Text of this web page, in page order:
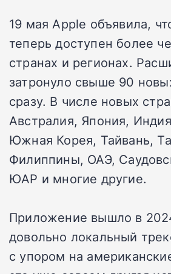
19 мая Apple объявила,
теперь доступен более
странах и регионах.
затронуло свыше 90
сразу. В числе новых
Австралия, Япония,
Южная Корея, Тайвань,
Филиппины, ОАЭ,
ЮАР и многие другие.
Приложение вышло в
довольно локальный
с упором на